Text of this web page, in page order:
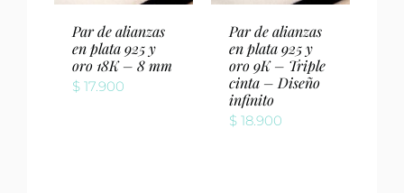
Par de alianzas
en plata 925 y
oro 18K – 8 mm
$ 17.900
Par de alianzas
en plata 925 y
oro 9K – Triple
cinta – Diseño
infinito
$ 18.900